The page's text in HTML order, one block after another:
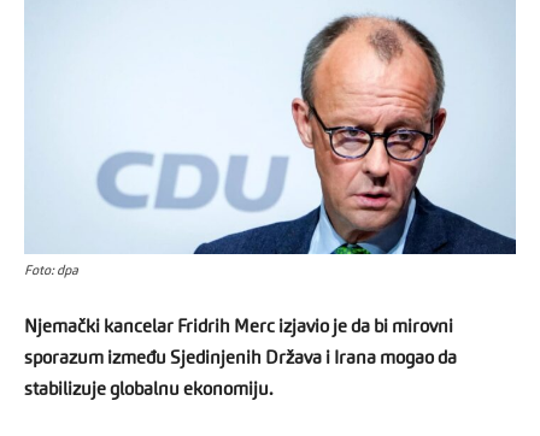
Foto: dpa
Njemački kancelar Fridrih Merc izjavio je da bi mirovni
sporazum između Sjedinjenih Država i Irana mogao da
stabilizuje globalnu ekonomiju.